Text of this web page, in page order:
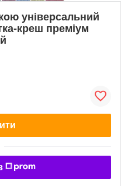
універсальний
креш преміум